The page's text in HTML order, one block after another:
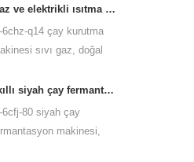
çayı ve diğerleri gibi
çay türü için
Gaz ve elektrikli ısıtma yeşil çay yaprağı kurutma makinesi 6chz-q14
6chz-q14 çay kurutma
sıvı gaz, doğal
çay, siyah çay, oolong
vb. Gibi her türlü çayı
akıllı siyah çay fermantasyon makinesi 6cfj-80
6cfj-80 siyah çay
makinesi,